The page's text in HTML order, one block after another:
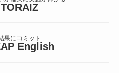
TORAIZ
果にコミット
English